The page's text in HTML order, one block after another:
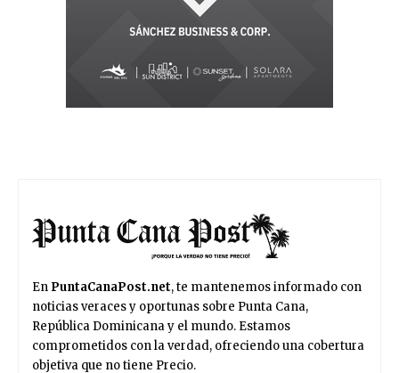
En PuntaCanaPost.net, te mantenemos informado con
noticias veraces y oportunas sobre Punta Cana,
República Dominicana y el mundo. Estamos
comprometidos con la verdad, ofreciendo una cobertura
objetiva que no tiene Precio.